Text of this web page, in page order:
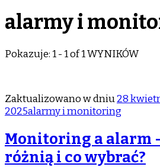
alarmy i
Pokazuje: 1 - 1 of 1 WYNIKÓW
Zaktualizowano w dniu28
2025alarmy i monitoring
Monitoring a alarm
różnią i co wybrać?